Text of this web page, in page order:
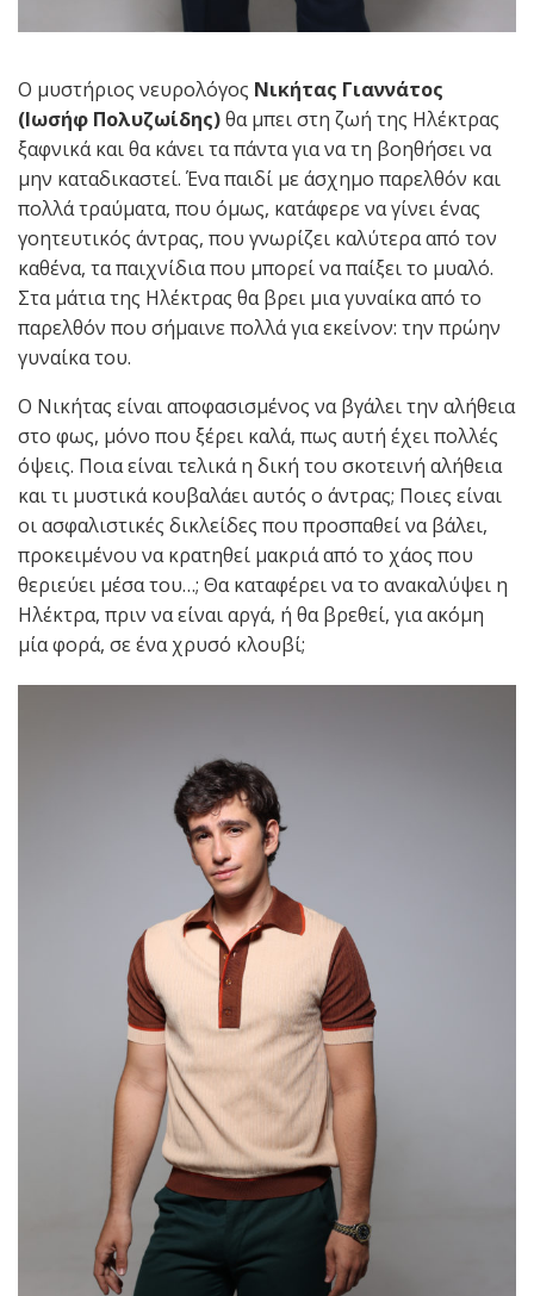
Ο μυστήριος νευρολόγος Νικήτας Γιαννάτος
(Ιωσήφ Πολυζωίδης)θα μπει στη ζωή της Ηλέκτρας
ξαφνικά και θα κάνει τα πάντα για να τη βοηθήσει να
μην καταδικαστεί. Ένα παιδί με άσχημο παρελθόν και
πολλά τραύματα, που όμως, κατάφερε να γίνει ένας
γοητευτικός άντρας, που γνωρίζει καλύτερα από τον
καθένα, τα παιχνίδια που μπορεί να παίξει το μυαλό.
Στα μάτια της Ηλέκτρας θα βρει μια γυναίκα από το
παρελθόν που σήμαινε πολλά για εκείνον: την πρώην
γυναίκα του.
Ο Νικήτας είναι αποφασισμένος να βγάλει την αλήθεια
στο φως, μόνο που ξέρει καλά, πως αυτή έχει πολλές
όψεις. Ποια είναι τελικά η δική του σκοτεινή αλήθεια
και τι μυστικά κουβαλάει αυτός ο άντρας; Ποιες είναι
οι ασφαλιστικές δικλείδες που προσπαθεί να βάλει,
προκειμένου να κρατηθεί μακριά από το χάος που
θεριεύει μέσα του…; Θα καταφέρει να το ανακαλύψει η
Ηλέκτρα, πριν να είναι αργά, ή θα βρεθεί, για ακόμη
μία φορά, σε ένα χρυσό κλουβί;